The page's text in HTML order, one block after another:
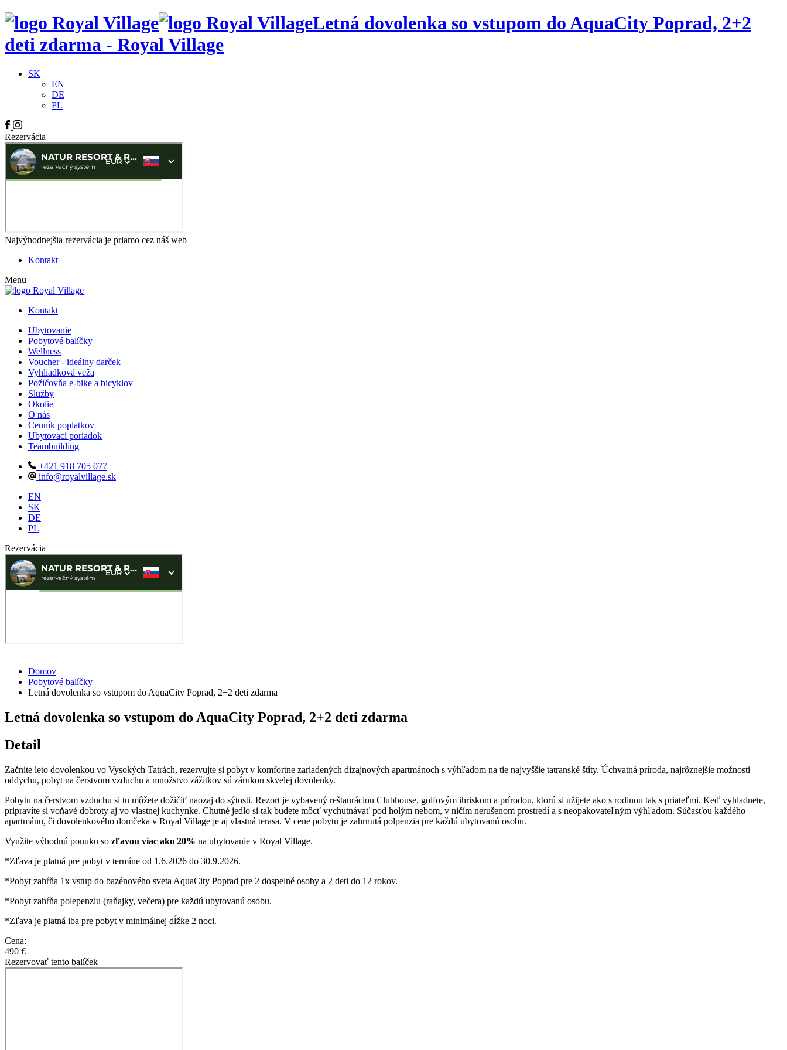
Letná dovolenka so vstupom do AquaCity Poprad, 2+2
deti zdarma - Royal Village
SK
EN
DE
PL
Rezervácia
Najvýhodnejšia rezervácia je priamo cez náš web
Kontakt
Menu
Kontakt
Ubytovanie
Pobytové balíčky
Wellness
Voucher - ideálny darček
Vyhliadková veža
Požičovňa e-bike a bicyklov
Služby
Okolie
O nás
Cenník poplatkov
Ubytovací poriadok
Teambuilding
+421 918 705 077
info@royalvillage.sk
EN
SK
DE
PL
Rezervácia
Domov
Pobytové balíčky
Letná dovolenka so vstupom do AquaCity Poprad, 2+2 deti zdarma
Letná dovolenka so vstupom do AquaCity Poprad, 2+2 deti zdarma
Detail
Začnite leto dovolenkou vo Vysokých Tatrách, rezervujte si pobyt v komfortne zariadených dizajnových apartmánoch s výhľadom na tie najvyššie tatranské štíty. Úchvatná príroda, najrôznejšie možnosti
oddychu, pobyt na čerstvom vzduchu a množstvo zážitkov sú zárukou skvelej dovolenky.
Pobytu na čerstvom vzduchu si tu môžete dožičiť naozaj do sýtosti. Rezort je vybavený reštauráciou Clubhouse, golfovým ihriskom a prírodou, ktorú si užijete ako s rodinou tak s priateľmi. Keď vyhladnete,
pripravíte si voňavé dobroty aj vo vlastnej kuchynke. Chutné jedlo si tak budete môcť vychutnávať pod holým nebom, v ničím nerušenom prostredí a s neopakovateľným výhľadom. Súčasťou každého
apartmánu, či dovolenkového domčeka v Royal Village je aj vlastná terasa. V cene pobytu je zahrnutá polpenzia pre každú ubytovanú osobu.
Využite výhodnú ponuku so zľavou viac ako 20% na ubytovanie v Royal Village.
*Zľava je platná pre pobyt v termíne od 1.6.2026 do 30.9.2026.
*Pobyt zahŕňa 1x vstup do bazénového sveta AquaCity Poprad pre 2 dospelné osoby a 2 deti do 12 rokov.
*Pobyt zahŕňa polepenziu (raňajky, večera) pre každú ubytovanú osobu.
*Zľava je platná iba pre pobyt v minimálnej dĺžke 2 noci.
Cena:
490 €
Rezervovať tento balíček